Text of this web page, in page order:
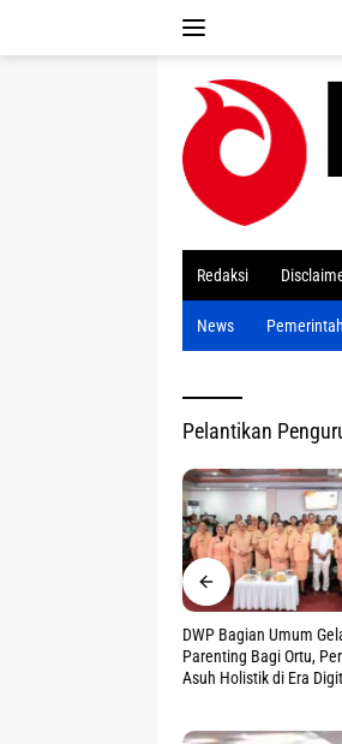
Redaksi
News
Pelantikan
Kapolda Papua Tengah
Keluarga Almarhum
Ajak Warga Jaga